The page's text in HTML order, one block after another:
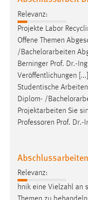
Relevanz:
Projekte Labor
Offene Themen
/Bachelorarbeiten
Berninger Prof. Dr.-
Veröffentlichungen
Studentische
Diplom- /
Projektarbeiten Sie
Professoren Prof. Dr.-
Relevanz:
hnik eine Vielzahl an